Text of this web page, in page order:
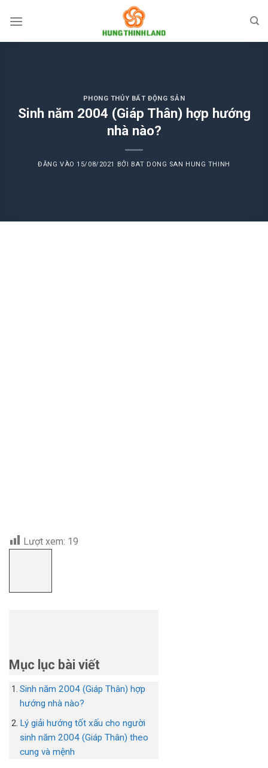
qua
PHONG THỦY BẤT ĐỘNG SẢN
Sinh năm 2004 (Giáp Thân) hợp hướng
nhà nào?
ĐĂNG VÀO15/08/2021 BỞI BAT DONG SAN HUNG THINH
Lượt xem: 19
Mục lục bài viết
Sinh năm 2004 (Giáp Thân) hợp
hướng nhà nào?
Lý giải hướng tốt xấu cho người
sinh năm 2004 (Giáp Thân) theo
cung và mệnh